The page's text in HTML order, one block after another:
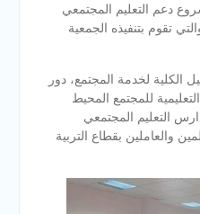
دعم التعليم المجتمعي
تقوم بتنفيذه الجمعية
الكلية لخدمة المجتمع، دور
للمجتمع المحيط
التعليم المجتمعي
والعاملين بقطاع التربية